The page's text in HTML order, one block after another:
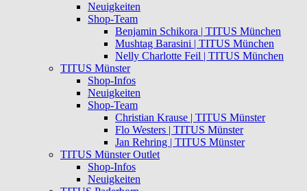
Neuigkeiten
Shop-Team
Benjamin Schikora | TITUS München
Mushtag Barasini | TITUS München
Nelly Charlotte Feil | TITUS München
TITUS Münster
Shop-Infos
Neuigkeiten
Shop-Team
Christian Krause | TITUS Münster
Flo Westers | TITUS Münster
Jan Rehring | TITUS Münster
TITUS Münster Outlet
Shop-Infos
Neuigkeiten